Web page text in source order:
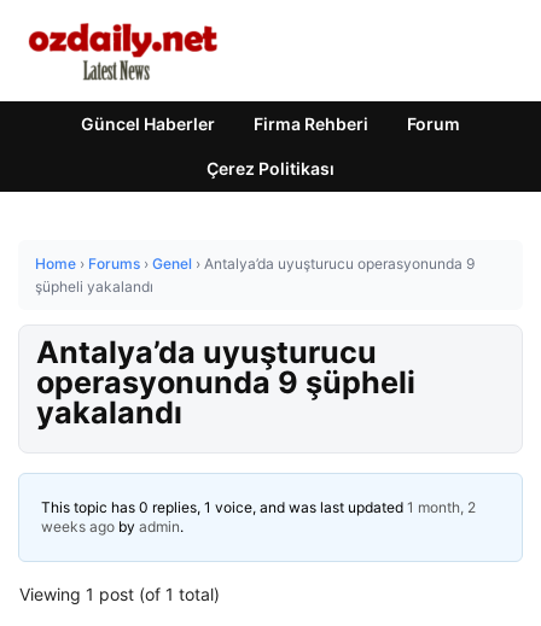
Güncel Haberler Firma Rehberi Forum
Çerez Politikası
Home › Forums › Genel › Antalya’da uyuşturucu operasyonunda 9
şüpheli yakalandı
Antalya’da uyuşturucu
operasyonunda 9 şüpheli
yakalandı
This topic has 0 replies, 1 voice, and was last updated 1 month, 2
weeks ago by admin.
Viewing 1 post (of 1 total)